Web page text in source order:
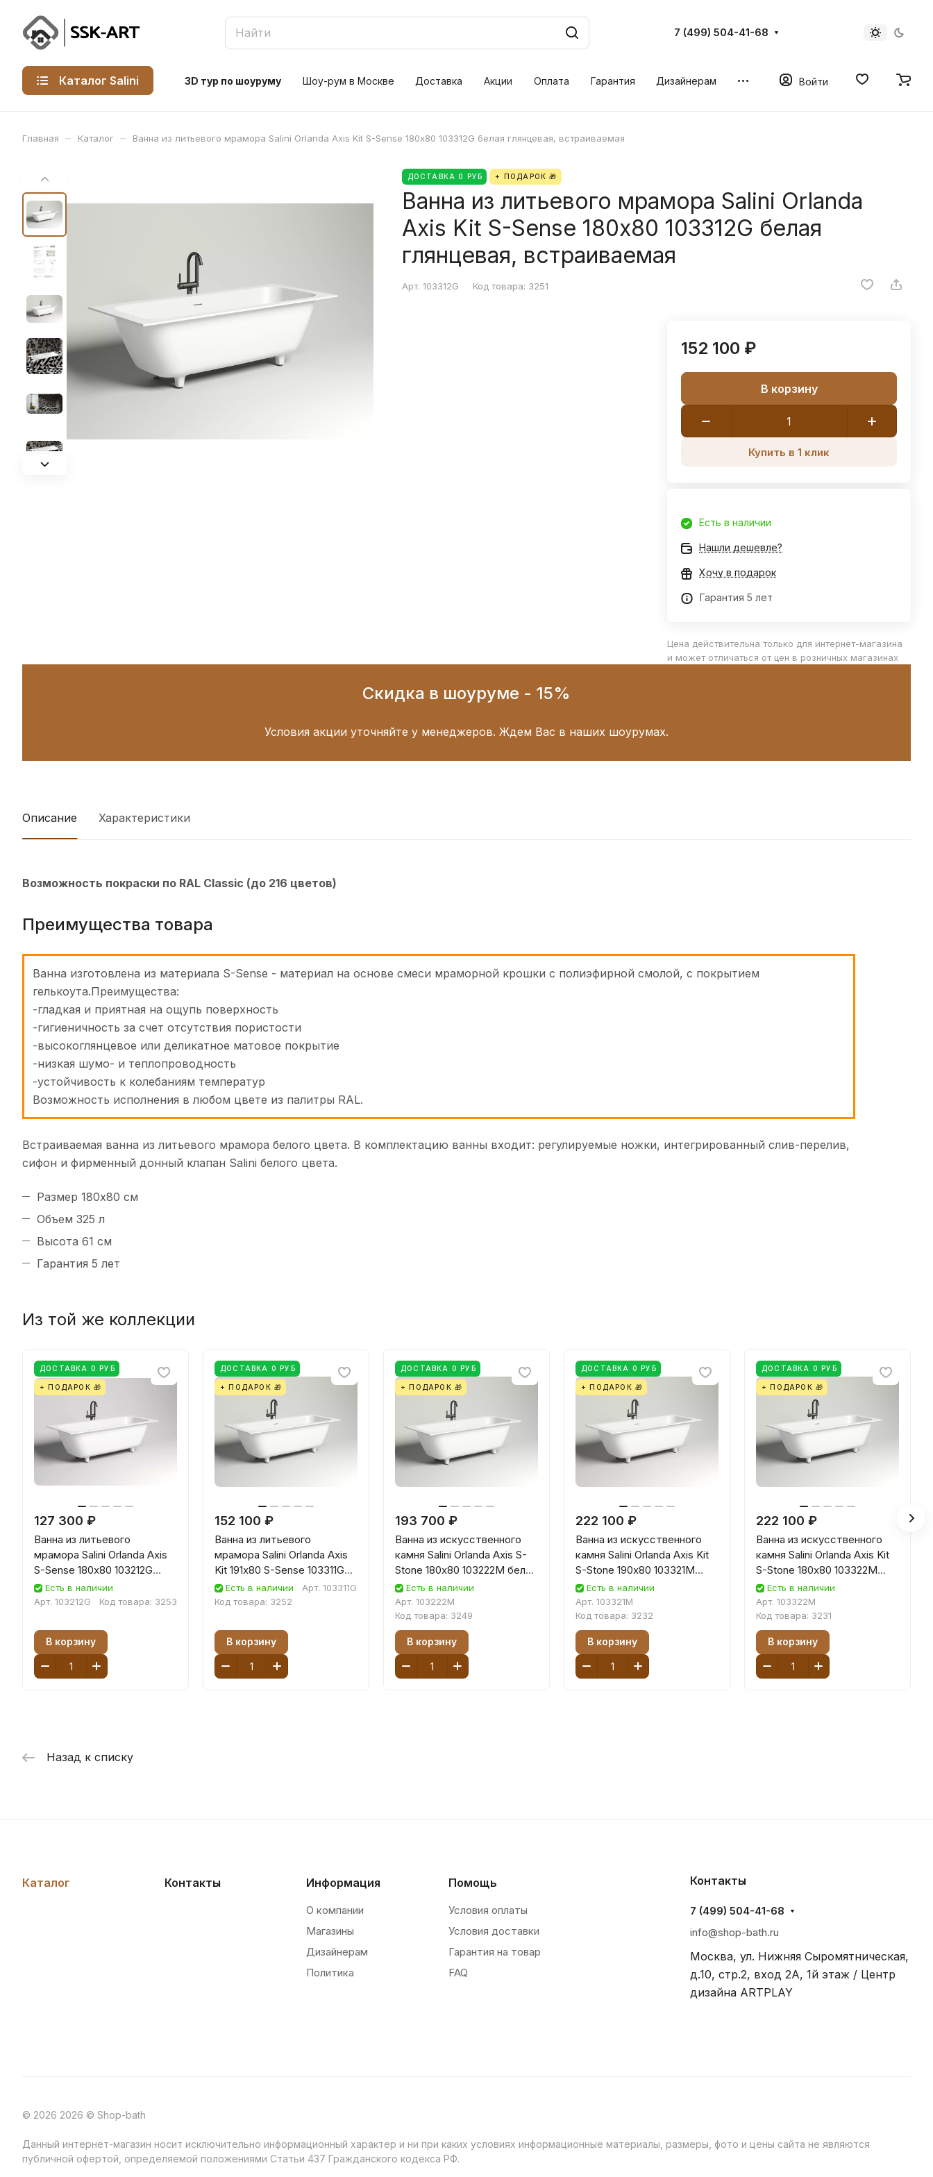
7 (499) 504-41-68
Каталог Salini 3D тур по шоуруму Шоу-рум в Москве Доставка Акции Оплата Гарантия Дизайнерам Войти
Главная – Каталог – Ванна из литьевого мрамора Salini Orlanda Axis Kit S-Sense 180х80 103312G белая глянцевая, встраиваемая
ДОСТАВКА 0 РУБ + ПОДАРОК 🎁
Ванна из литьевого мрамора Salini Orlanda
Axis Kit S-Sense 180х80 103312G белая
глянцевая, встраиваемая
Арт. 103312G Код товара: 3251
152 100 ₽
В корзину
Купить в 1 клик
Есть в наличии
Нашли дешевле?
Хочу в подарок
Гарантия 5 лет
Цена действительна только для интернет-магазина
и может отличаться от цен в розничных магазинах
Скидка в шоуруме - 15%
Условия акции уточняйте у менеджеров. Ждем Вас в наших шоурумах.
Описание Характеристики
Возможность покраски по RAL Classic (до 216 цветов)
Преимущества товара
Ванна изготовлена из материала S-Sense - материал на основе смеси мраморной крошки с полиэфирной смолой, с покрытием
гелькоута.Преимущества:
-гладкая и приятная на ощупь поверхность
-гигиеничность за счет отсутствия пористости
-высокоглянцевое или деликатное матовое покрытие
-низкая шумо- и теплопроводность
-устойчивость к колебаниям температур
Возможность исполнения в любом цвете из палитры RAL.
Встраиваемая ванна из литьевого мрамора белого цвета. В комплектацию ванны входит: регулируемые ножки, интегрированный слив-перелив,
сифон и фирменный донный клапан Salini белого цвета.
Размер 180х80 см
Объем 325 л
Высота 61 см
Гарантия 5 лет
Из той же коллекции
ДОСТАВКА 0 РУБ
+ ПОДАРОК 🎁
127 300 ₽
Ванна из литьевого
мрамора Salini Orlanda Axis
S-Sense 180х80 103212G
белая глянцевая,
встраиваемая
Есть в наличии
Арт. 103212G Код товара: 3253
В корзину
ДОСТАВКА 0 РУБ
+ ПОДАРОК 🎁
152 100 ₽
Ванна из литьевого
мрамора Salini Orlanda Axis
Kit 191х80 S-Sense 103311G
белая глянцевая,
встраиваемая
Есть в наличии Арт. 103311G
Код товара: 3252
В корзину
ДОСТАВКА 0 РУБ
+ ПОДАРОК 🎁
193 700 ₽
Ванна из искусственного
камня Salini Orlanda Axis S-
Stone 180х80 103222M белая
матовая, встраиваемая
Есть в наличии
Арт. 103222M
Код товара: 3249
В корзину
ДОСТАВКА 0 РУБ
+ ПОДАРОК 🎁
222 100 ₽
Ванна из искусственного
камня Salini Orlanda Axis Kit
S-Stone 190х80 103321M
белая матовая,
встраиваемая
Есть в наличии
Арт. 103321M
Код товара: 3232
В корзину
ДОСТАВКА 0 РУБ
+ ПОДАРОК 🎁
222 100 ₽
Ванна из искусственного
камня Salini Orlanda Axis Kit
S-Stone 180х80 103322M
белая матовая,
встраиваемая
Есть в наличии
Арт. 103322M
Код товара: 3231
В корзину
Назад к списку
Каталог Контакты Информация
О компании
Магазины
Дизайнерам
Политика
Помощь
Условия оплаты
Условия доставки
Гарантия на товар
FAQ
Контакты
7 (499) 504-41-68
info@shop-bath.ru
Москва, ул. Нижняя Сыромятническая,
д.10, стр.2, вход 2A, 1й этаж / Центр
дизайна ARTPLAY
© 2026 2026 © Shop-bath
Данный интернет-магазин носит исключительно информационный характер и ни при каких условиях информационные материалы, размеры, фото и цены сайта не являются
публичной офертой, определяемой положениями Статьи 437 Гражданского кодекса РФ.